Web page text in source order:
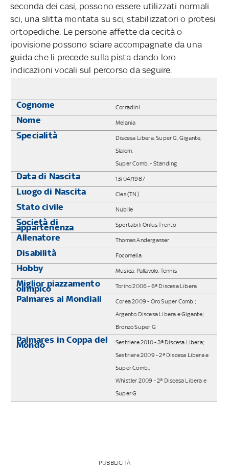
seconda dei casi, possono essere utilizzati normali
sci, una slitta montata su sci, stabilizzatori o protesi
ortopediche. Le persone affette da cecità o
ipovisione possono sciare accompagnate da una
guida che li precede sulla pista dando loro
indicazioni vocali sul percorso da seguire.
Cognome Corradini
Nome Melania
Specialità
Discesa Libera, Super G, Gigante,
Slalom,
Super Comb. - Standing
Data di Nascita 13/04/1987
Luogo di Nascita Cles (TN)
Stato civile Nubile
Società di
appartenenza Sportabili Onlus Trento
Allenatore Thomas Andergasser
Disabilità Focomelia
Hobby Musica, Pallavolo, Tennis
Miglior piazzamento
olimpico Torino 2006 - 6ª Discesa Libera
Palmares ai Mondiali
Corea 2009 - Oro Super Comb.;
Argento Discesa Libera e Gigante;
Bronzo Super G
Palmares in Coppa del
Mondo
Sestriere 2010 - 3ª Discesa Libera;
Sestriere 2009 - 2ª Discesa Libera e
Super Comb.;
Whistler 2009 - 2ª Discesa Libera e
Super G
PUBBLICITÀ